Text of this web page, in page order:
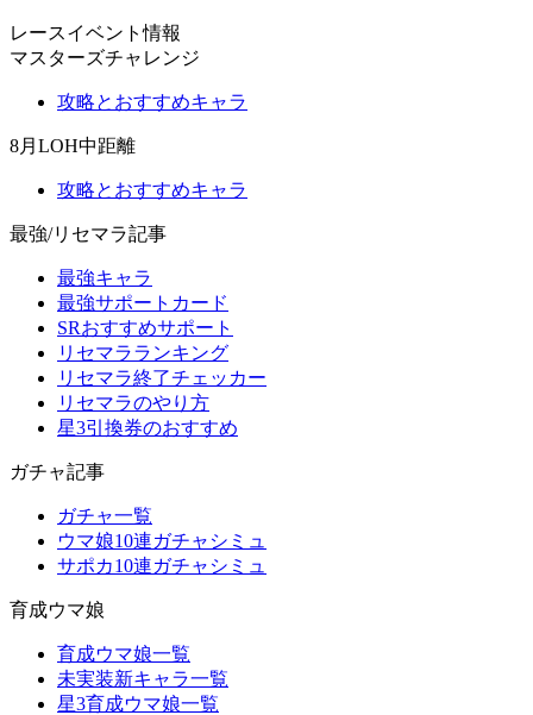
レースイベント情報
マスターズチャレンジ
攻略とおすすめキャラ
8月LOH中距離
攻略とおすすめキャラ
最強/リセマラ記事
最強キャラ
最強サポートカード
SRおすすめサポート
リセマラランキング
リセマラ終了チェッカー
リセマラのやり方
星3引換券のおすすめ
ガチャ記事
ガチャ一覧
ウマ娘10連ガチャシミュ
サポカ10連ガチャシミュ
育成ウマ娘
育成ウマ娘一覧
未実装新キャラ一覧
星3育成ウマ娘一覧